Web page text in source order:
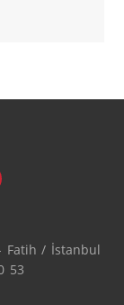
Fatih / İstanbul
53